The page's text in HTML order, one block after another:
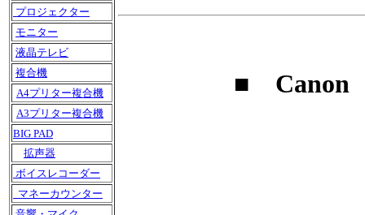
プロジェクター
モニター
液晶テレビ
複合機
A4プリター複合機
A3プリター複合機
BIG PAD
拡声器
ボイスレコーダー
マネーカウンター
■ Canon